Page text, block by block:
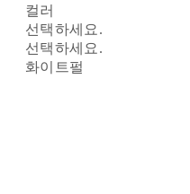
컬러
선택하세요.
선택하세요.
화이트펄